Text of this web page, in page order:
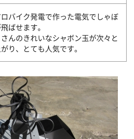
ロバイク発電で作った電気でしゃぼ
ばせます。
さんのきれいなシャボン玉が次々と
り、とても人気です。